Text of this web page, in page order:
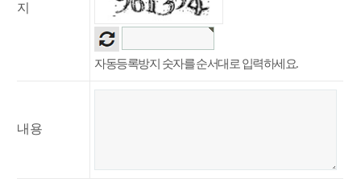
지
자동등록방지 숫자를 순서대로 입력하세요.
내용